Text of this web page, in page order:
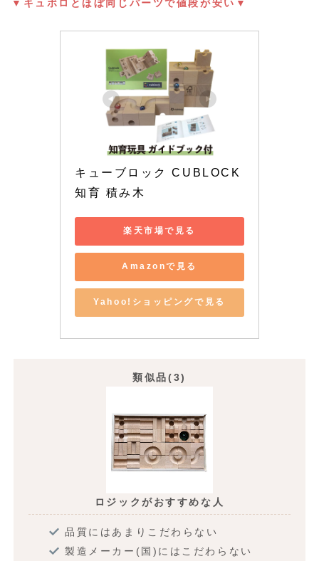
▼キュボロとほぼ同じパーツで値段が安い▼
キューブロック CUBLOCK
知育 積み木
楽天市場で見る
Amazonで見る
Yahoo!ショッピングで見る
類似品(3)
ロジックがおすすめな人
品質にはあまりこだわらない
製造メーカー(国)にはこだわらない